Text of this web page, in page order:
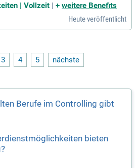
| Vollzeit | + weitere Benefits
Heute veröffentlicht
3 4 5 nächste
Berufe im Controlling gibt
bieten